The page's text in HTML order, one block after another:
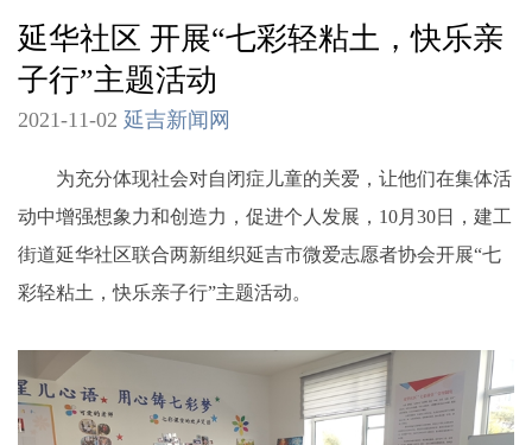
延华社区 开展“七彩轻粘土，快乐亲
子行”主题活动
2021-11-02 延吉新闻网
为充分体现社会对自闭症儿童的关爱，让他们在集体活
动中增强想象力和创造力，促进个人发展，10月30日，建工
街道延华社区联合两新组织延吉市微爱志愿者协会开展“七
彩轻粘土，快乐亲子行”主题活动。